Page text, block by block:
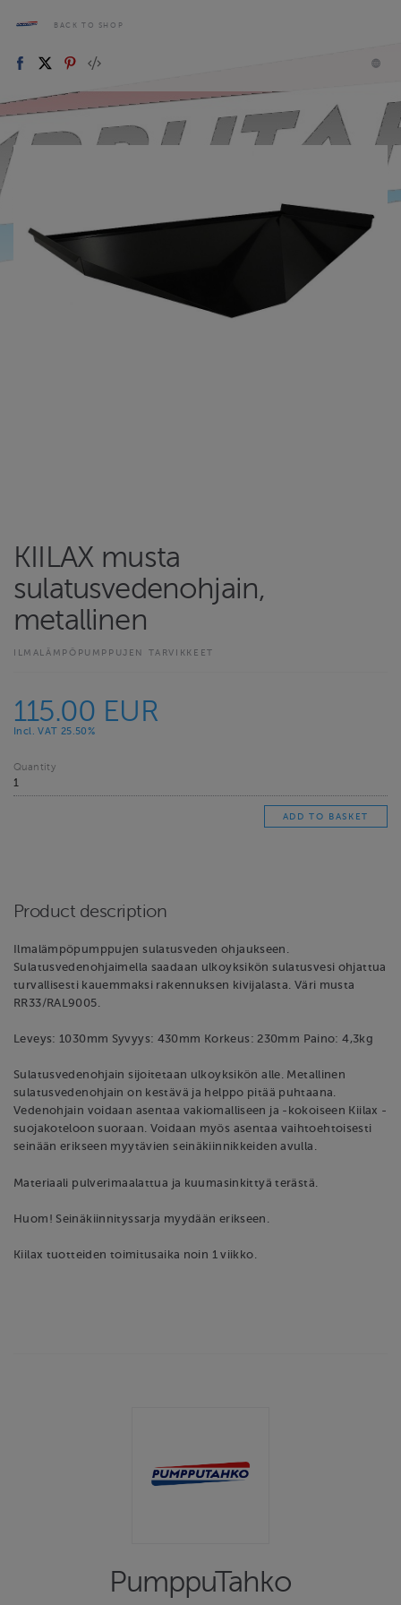
BACK TO SHOP
KIILAX musta
sulatusvedenohjain,
metallinen
ILMALÄMPÖPUMPPUJEN TARVIKKEET
115.00 EUR
Incl. VAT 25.50%
Quantity
Product description
Ilmalämpöpumppujen sulatusveden ohjaukseen.
Sulatusvedenohjaimella saadaan ulkoyksikön sulatusvesi ohjattua
turvallisesti kauemmaksi rakennuksen kivijalasta. Väri musta
RR33/RAL9005.
Leveys: 1030mm Syvyys: 430mm Korkeus: 230mm Paino: 4,3kg
Sulatusvedenohjain sijoitetaan ulkoyksikön alle. Metallinen
sulatusvedenohjain on kestävä ja helppo pitää puhtaana.
Vedenohjain voidaan asentaa vakiomalliseen ja -kokoiseen Kiilax -
suojakoteloon suoraan. Voidaan myös asentaa vaihtoehtoisesti
seinään erikseen myytävien seinäkiinnikkeiden avulla.
Materiaali pulverimaalattua ja kuumasinkittyä terästä.
Huom! Seinäkiinnityssarja myydään erikseen.
Kiilax tuotteiden toimitusaika noin 1 viikko.
PumppuTahko